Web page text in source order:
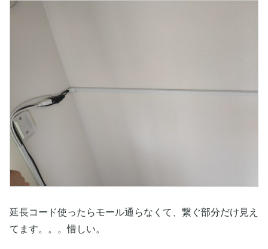
延長コード使ったらモール通らなくて、繋ぐ部分だけ見え
てます。。。惜しい。